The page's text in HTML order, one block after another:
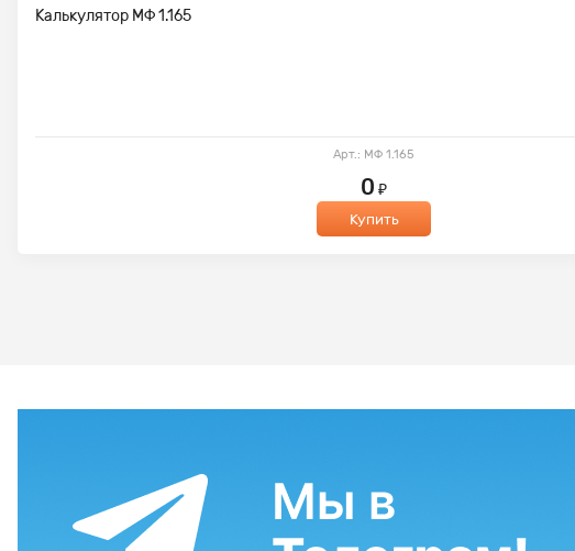
Калькулятор МФ 1.165
Арт.: МФ 1.165
0 ₽
Купить